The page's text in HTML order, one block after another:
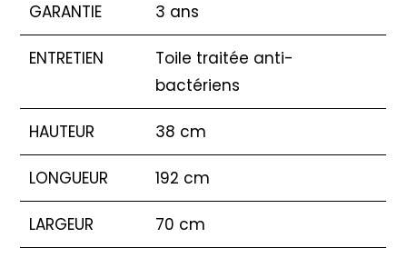
GARANTIE 3 ans
ENTRETIEN
Toile traitée anti-
bactériens
HAUTEUR 38 cm
LONGUEUR 192 cm
LARGEUR 70 cm